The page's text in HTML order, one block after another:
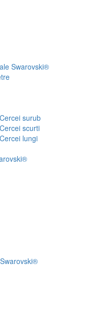
Swarovski®
surub
scurti
lungi